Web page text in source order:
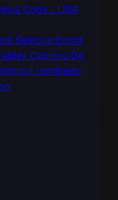
Code _ USA
Selecție Există
Cazinou De
românesc